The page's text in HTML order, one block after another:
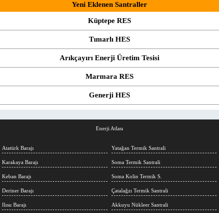
Yeni Eklenen Santraller
Küptepe RES
Tımarlı HES
Arıkçayırı Enerji Üretim Tesisi
Marmara RES
Generji HES
Enerji Atlası
Atatürk Barajı
Karakaya Barajı
Keban Barajı
Deriner Barajı
Ilısu Barajı
Yatağan Termik Santrali
Soma Termik Santrali
Soma Kolin Termik S.
Çatalağzı Termik Santrali
Akkuyu Nükleer Santrali